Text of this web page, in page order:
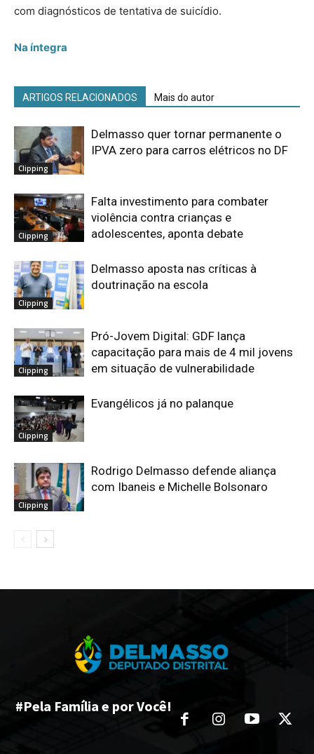
com diagnósticos de tentativa de suicídio.
Na íntegra
ARTIGOS RELACIONADOS Mais do autor
Clipping
Delmasso quer tornar permanente o
IPVA zero para carros elétricos no DF
Clipping
Falta investimento para combater
violência contra crianças e
adolescentes, aponta debate
Clipping
Delmasso aposta nas críticas à
doutrinação na escola
Clipping
Pró-Jovem Digital: GDF lança
capacitação para mais de 4 mil jovens
em situação de vulnerabilidade
Clipping
Evangélicos já no palanque
Clipping
Rodrigo Delmasso defende aliança
com Ibaneis e Michelle Bolsonaro
#Pela Família e por Você!